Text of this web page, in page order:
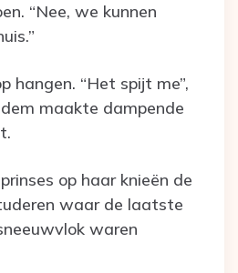
“Nee, we kunnen
hangen. “Het spijt me”,
maakte dampende
op haar knieën de
waar de laatste
waren